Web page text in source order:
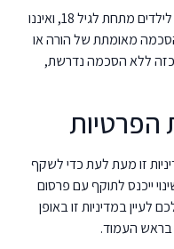
השירותים שלנו אינם מיועדים באופן ישיר לילדים מתחת לגיל 18, ואיננו
הסכמה מאומתת של הורה או
כזה ללא הסכמה נדרשת,
זו מעת לעת כדי לשקף
ייכנס לתוקף עם פרסום
במדיניות זו באופן
בראש העמוד.